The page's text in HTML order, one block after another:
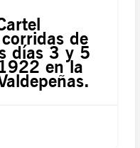
de
días 3 y 5
en la